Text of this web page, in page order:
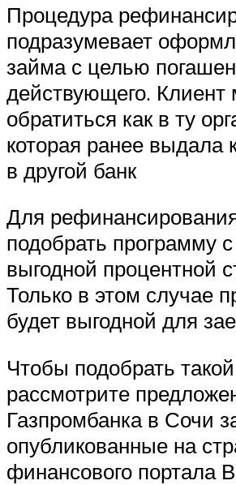
Процедура
подразумевает
займа с целью
действующего. Клиент
обратиться как в ту
которая ранее выдала
в другой банк
Для
подобрать программу
выгодной процентной
Только в этом случае
будет выгодной для
Чтобы подобрать
рассмотрите
Газпромбанка в Сочи
опубликованные на
финансового портала